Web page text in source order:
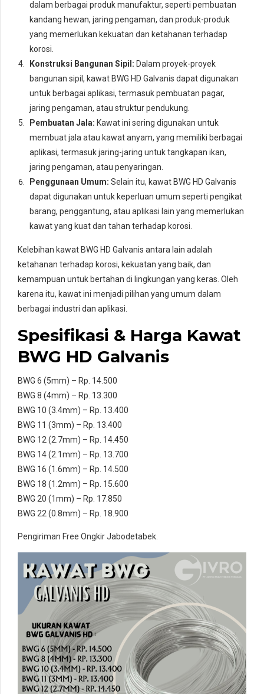
dalam berbagai produk manufaktur, seperti pembuatan
kandang hewan, jaring pengaman, dan produk-produk
yang memerlukan kekuatan dan ketahanan terhadap
korosi.
Konstruksi Bangunan Sipil: Dalam proyek-proyek
bangunan sipil, kawat BWG HD Galvanis dapat digunakan
untuk berbagai aplikasi, termasuk pembuatan pagar,
jaring pengaman, atau struktur pendukung.
Pembuatan Jala: Kawat ini sering digunakan untuk
membuat jala atau kawat anyam, yang memiliki berbagai
aplikasi, termasuk jaring-jaring untuk tangkapan ikan,
jaring pengaman, atau penyaringan.
Penggunaan Umum: Selain itu, kawat BWG HD Galvanis
dapat digunakan untuk keperluan umum seperti pengikat
barang, penggantung, atau aplikasi lain yang memerlukan
kawat yang kuat dan tahan terhadap korosi.
Kelebihan kawat BWG HD Galvanis antara lain adalah
ketahanan terhadap korosi, kekuatan yang baik, dan
kemampuan untuk bertahan di lingkungan yang keras. Oleh
karena itu, kawat ini menjadi pilihan yang umum dalam
berbagai industri dan aplikasi.
Spesifikasi & Harga Kawat
BWG HD Galvanis
BWG 6 (5mm) – Rp. 14.500
BWG 8 (4mm) – Rp. 13.300
BWG 10 (3.4mm) – Rp. 13.400
BWG 11 (3mm) – Rp. 13.400
BWG 12 (2.7mm) – Rp. 14.450
BWG 14 (2.1mm) – Rp. 13.700
BWG 16 (1.6mm) – Rp. 14.500
BWG 18 (1.2mm) – Rp. 15.600
BWG 20 (1mm) – Rp. 17.850
BWG 22 (0.8mm) – Rp. 18.900
Pengiriman Free Ongkir Jabodetabek.